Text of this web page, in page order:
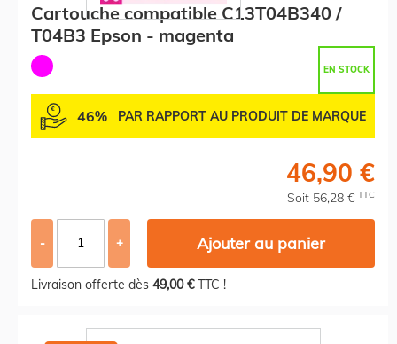
Cartouche compatible C13T04B340 /
T04B3 Epson - magenta
EN STOCK
46% PAR RAPPORT AU PRODUIT DE MARQUE
46,90 €
Soit 56,28 € TTC
- + Ajouter au panier
Livraison offerte dès 49,00 €TTC !